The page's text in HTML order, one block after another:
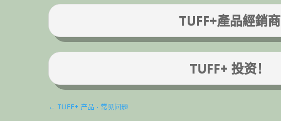
TUFF+產品經銷商
TUFF+ 投资！
← TUFF+ 产品 - 常见问题